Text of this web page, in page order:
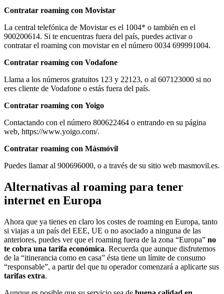
Contratar roaming con Movistar
La central telefónica de Movistar es el 1004* o también en el
900200614. Si te encuentras fuera del país, puedes activar o
contratar el roaming con movistar en el número 0034 699991004.
Contratar roaming con Vodafone
Llama a los números gratuitos 123 y 22123, o al 607123000 si no
eres cliente de Vodafone o estás fuera del país.
Contratar roaming con Yoigo
Contactando con el número 800622464 o entrando en su página
web, https://www.yoigo.com/.
Contratar roaming con Másmóvil
Puedes llamar al 900696000, o a través de su sitio web masmovil.es.
Alternativas al roaming para tener
internet en Europa
Ahora que ya tienes en claro los costes de roaming en Europa, tanto
si viajas a un país del EEE, UE o no asociado a ninguna de las
anteriores, puedes ver que el roaming fuera de la zona “Europa” no
te cobra una tarifa económica. Recuerda que aunque disfrutemos
de la “itinerancia como en casa” ésta tiene un límite de consumo
“responsable”, a partir del que tu operador comenzará a aplicarte sus
tarifas extra.